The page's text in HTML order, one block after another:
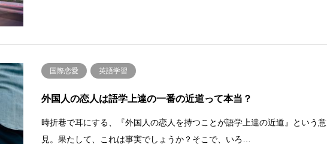
国際恋愛 英語学習
外国人の恋人は語学上達の一番の近道って本当？
時折巷で耳にする、『外国人の恋人を持つことが語学上達の近道』という意
見。果たして、これは事実でしょうか？そこで、いろ…